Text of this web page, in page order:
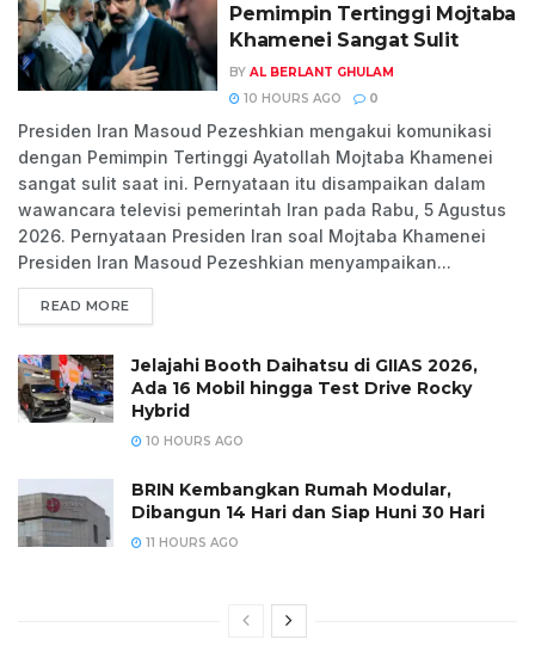
Pemimpin Tertinggi Mojtaba
Khamenei Sangat Sulit
BY AL BERLANT GHULAM
10 HOURS AGO
0
Presiden Iran Masoud Pezeshkian mengakui komunikasi
dengan Pemimpin Tertinggi Ayatollah Mojtaba Khamenei
sangat sulit saat ini. Pernyataan itu disampaikan dalam
wawancara televisi pemerintah Iran pada Rabu, 5 Agustus
2026. Pernyataan Presiden Iran soal Mojtaba Khamenei
Presiden Iran Masoud Pezeshkian menyampaikan...
READ MORE
Jelajahi Booth Daihatsu di GIIAS 2026,
Ada 16 Mobil hingga Test Drive Rocky
Hybrid
10 HOURS AGO
BRIN Kembangkan Rumah Modular,
Dibangun 14 Hari dan Siap Huni 30 Hari
11 HOURS AGO